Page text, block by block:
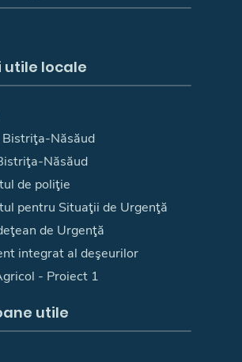
utile locale
Năsăud
Năsăud
de poliţie
pentru Situaţii de Urgenţă
de Urgenţă
integrat al deşeurilor
- Proiect 1
utile